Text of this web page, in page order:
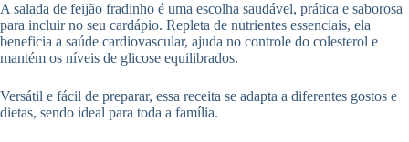
A salada de feijão fradinho é uma escolha saudável, prática e saborosa
para incluir no seu cardápio. Repleta de nutrientes essenciais, ela
beneficia a saúde cardiovascular, ajuda no controle do colesterol e
mantém os níveis de glicose equilibrados.
Versátil e fácil de preparar, essa receita se adapta a diferentes gostos e
dietas, sendo ideal para toda a família.